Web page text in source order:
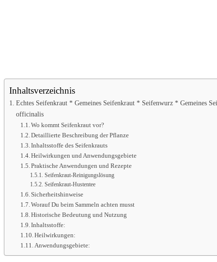
Inhaltsverzeichnis
Echtes Seifenkraut * Gemeines Seifenkraut * Seifenwurz * Gemeines
officinalis
Wo kommt Seifenkraut vor?
Detaillierte Beschreibung der Pflanze
Inhaltsstoffe des Seifenkrauts
Heilwirkungen und Anwendungsgebiete
Praktische Anwendungen und Rezepte
Seifenkraut-Reinigungslösung
Seifenkraut-Hustentee
Sicherheitshinweise
Worauf Du beim Sammeln achten musst
Historische Bedeutung und Nutzung
Inhaltsstoffe:
Heilwirkungen:
Anwendungsgebiete: